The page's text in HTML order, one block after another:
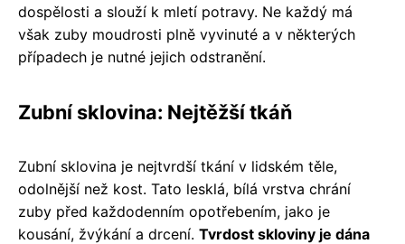
dospělosti a slouží k mletí potravy. Ne každý má
však zuby moudrosti plně vyvinuté a v některých
případech je nutné jejich odstranění.
Zubní sklovina: Nejtěžší tkáň
Zubní sklovina je nejtvrdší tkání v lidském těle,
odolnější než kost. Tato lesklá, bílá vrstva chrání
zuby před každodenním opotřebením, jako je
kousání, žvýkání a drcení. Tvrdost skloviny je dána